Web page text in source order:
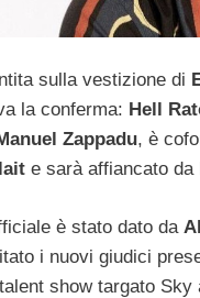
sulla vestizione di
la conferma: Hell
Zappadu, è
e sarà affiancato da
è stato dato da
i nuovi giudici
show targato Sky